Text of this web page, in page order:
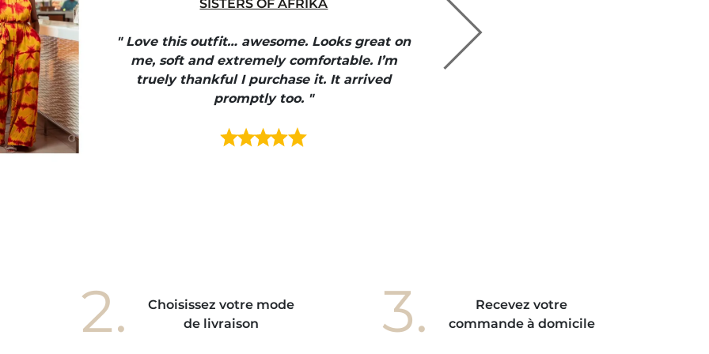
SISTERS OF AFRIKA
" Love this outfit… awesome. Looks great on
me, soft and extremely comfortable. I’m
truely thankful I purchase it. It arrived
promptly too. "
2.
Choisissez votre mode
de livraison
3.
Recevez votre
commande à domicile